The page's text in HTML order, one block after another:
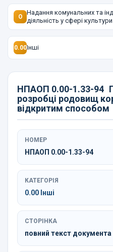
O
Надання комунальних та
діяльність у сфері
0.00Інші
НПАОП 0.00-1.33-94
розробці родовищ
відкритим способом
НОМЕР
НПАОП 0.00-1.33-94
КАТЕГОРІЯ
0.00 Інші
СТОРІНКА
повний текст документа